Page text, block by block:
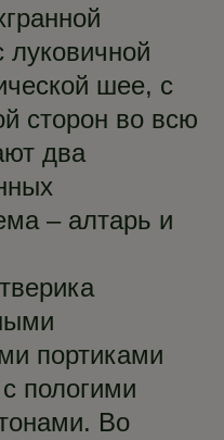
луковичной
шее, с
сторон во всю
два
– алтарь и
портиками
пологими
Во